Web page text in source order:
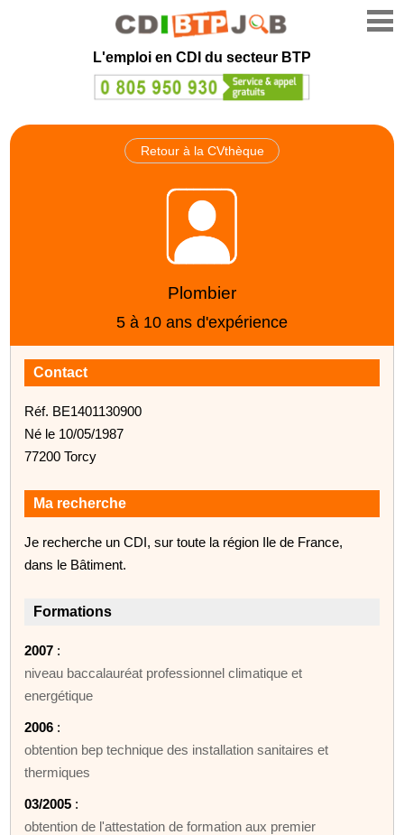
L'emploi en CDI du secteur BTP
Retour à la CVthèque
Plombier
5 à 10 ans d'expérience
Contact
Réf. BE1401130900
Né le 10/05/1987
77200 Torcy
Ma recherche
Je recherche un CDI, sur toute la région Ile de France,
dans le Bâtiment.
Formations
2007 :
niveau baccalauréat professionnel climatique et
energétique
2006 :
obtention bep technique des installation sanitaires et
thermiques
03/2005 :
obtention de l'attestation de formation aux premier